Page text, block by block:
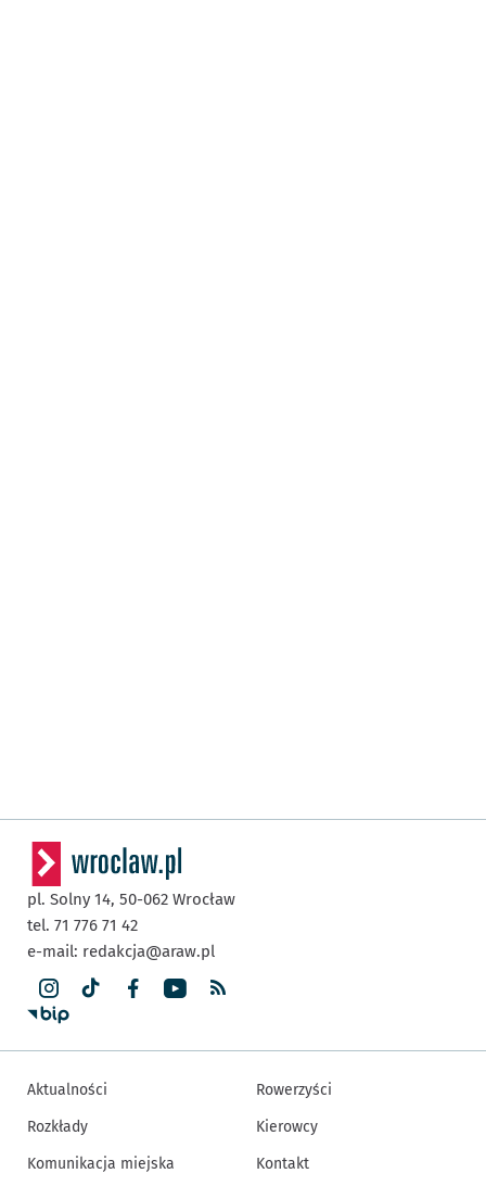
pl. Solny 14, 50-062 Wrocław
tel. 71 776 71 42
e-mail: redakcja@araw.pl
Aktualności
Rozkłady
Komunikacja miejska
Rowerzyści
Kierowcy
Kontakt